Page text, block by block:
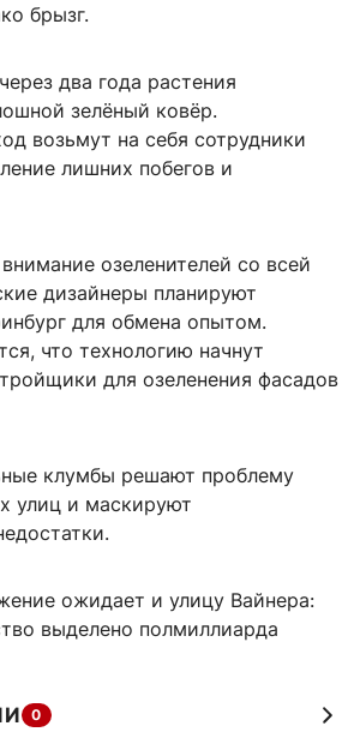
брызг.
два года растения
зелёный ковёр.
возьмут на себя сотрудники
лишних побегов и
озеленителей со всей
дизайнеры планируют
для обмена опытом.
что технологию начнут
для озеленения фасадов
клумбы решают проблему
улиц и маскируют
ожидает и улицу Вайнера:
выделено полмиллиарда
0